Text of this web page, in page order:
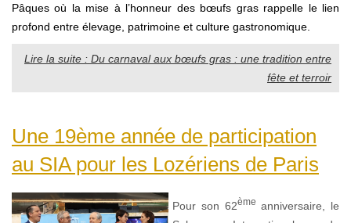
Pâques où la mise à l’honneur des bœufs gras rappelle le lien
profond entre élevage, patrimoine et culture gastronomique.
Lire la suite : Du carnaval aux bœufs gras : une tradition entre
fête et terroir
Une 19ème année de participation
au SIA pour les Lozériens de Paris
Pour son 62ème anniversaire, le